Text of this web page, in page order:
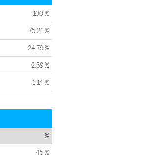
100 %
75,21 %
24,79 %
2,59 %
1,14 %
%
45 %